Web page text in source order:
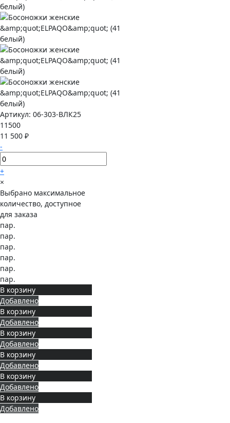
Артикул: 06-303-ВЛК25
11500
11 500 ₽
-
+
×
Выбрано максимальное
количество, доступное
для заказа
пар.
пар.
пар.
пар.
пар.
пар.
В корзину
Добавлено
В корзину
Добавлено
В корзину
Добавлено
В корзину
Добавлено
В корзину
Добавлено
В корзину
Добавлено